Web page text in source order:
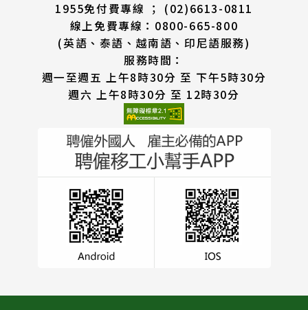
1955免付費專線 ； (02)6613-0811
線上免費專線：0800-665-800
(英語、泰語、越南語、印尼語服務)
服務時間：
週一至週五 上午8時30分 至 下午5時30分
週六 上午8時30分 至 12時30分